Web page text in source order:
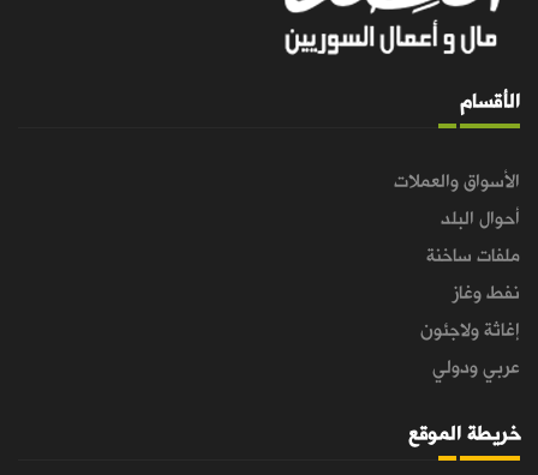
الأقسام
الأسواق والعملات
أحوال البلد
ملفات ساخنة
نفط وغاز
إغاثة ولاجئون
عربي ودولي
خريطة الموقع